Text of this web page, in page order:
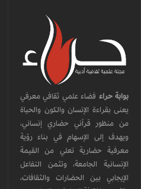
بوابة حراء فضاء علمي ثقافي معرفي
يعنى بقراءة الإنسان والكون والحياة
من منظور قرآني حضاري إنساني،
ويهدف إلى الإسهام في بناء رؤية
معرفية حضارية تعلي من القيمة
الإنسانية الجامعة، وتثمن التفاعل
الإيجابي بين الحضارات والثقافات،